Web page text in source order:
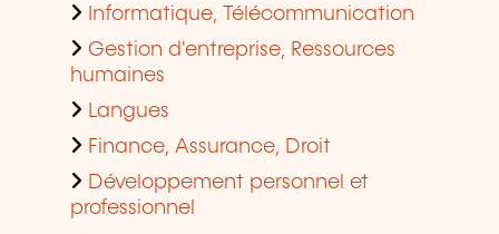
Informatique, Télécommunication
Gestion d'entreprise, Ressources
humaines
Langues
Finance, Assurance, Droit
Développement personnel et
professionnel